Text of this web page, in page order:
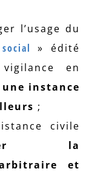
l’usage du
» édité
en
instance
;
civile
la
et